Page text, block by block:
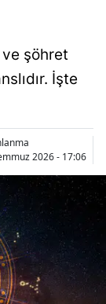
Antalya
Artvin
Balıkesir
Bilecik
Bingöl
Bitlis
Bolu
şöhret
İşte
2026 - 17:06